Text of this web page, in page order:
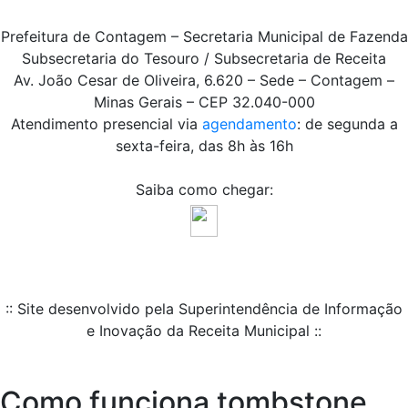
Prefeitura de Contagem – Secretaria Municipal de Fazenda
Subsecretaria do Tesouro / Subsecretaria de Receita
Av. João Cesar de Oliveira, 6.620 – Sede – Contagem –
Minas Gerais – CEP 32.040-000
Atendimento presencial via agendamento: de segunda a
sexta-feira, das 8h às 16h
Saiba como chegar:
:: Site desenvolvido pela Superintendência de Informação
e Inovação da Receita Municipal ::